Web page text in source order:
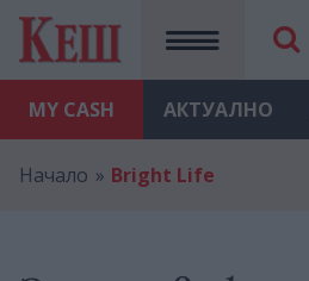
MY CASH АКТУАЛНО
Начало Bright Life